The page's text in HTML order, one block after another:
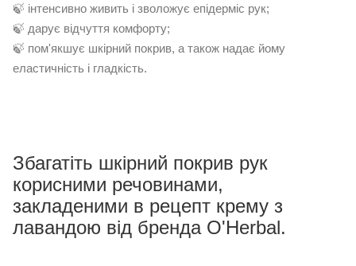
🍃 інтенсивно живить і зволожує епідерміс рук;
🍃 дарує відчуття комфорту;
🍃 пом'якшує шкірний покрив, а також надає йому
еластичність і гладкість.
Збагатіть шкірний покрив рук
корисними речовинами,
закладеними в рецепт крему з
лавандою від бренда O'Herbal.